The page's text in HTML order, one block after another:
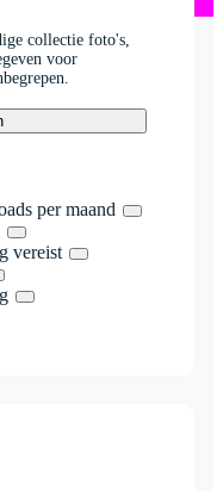
collectie foto's,
voor
per maand
vereist